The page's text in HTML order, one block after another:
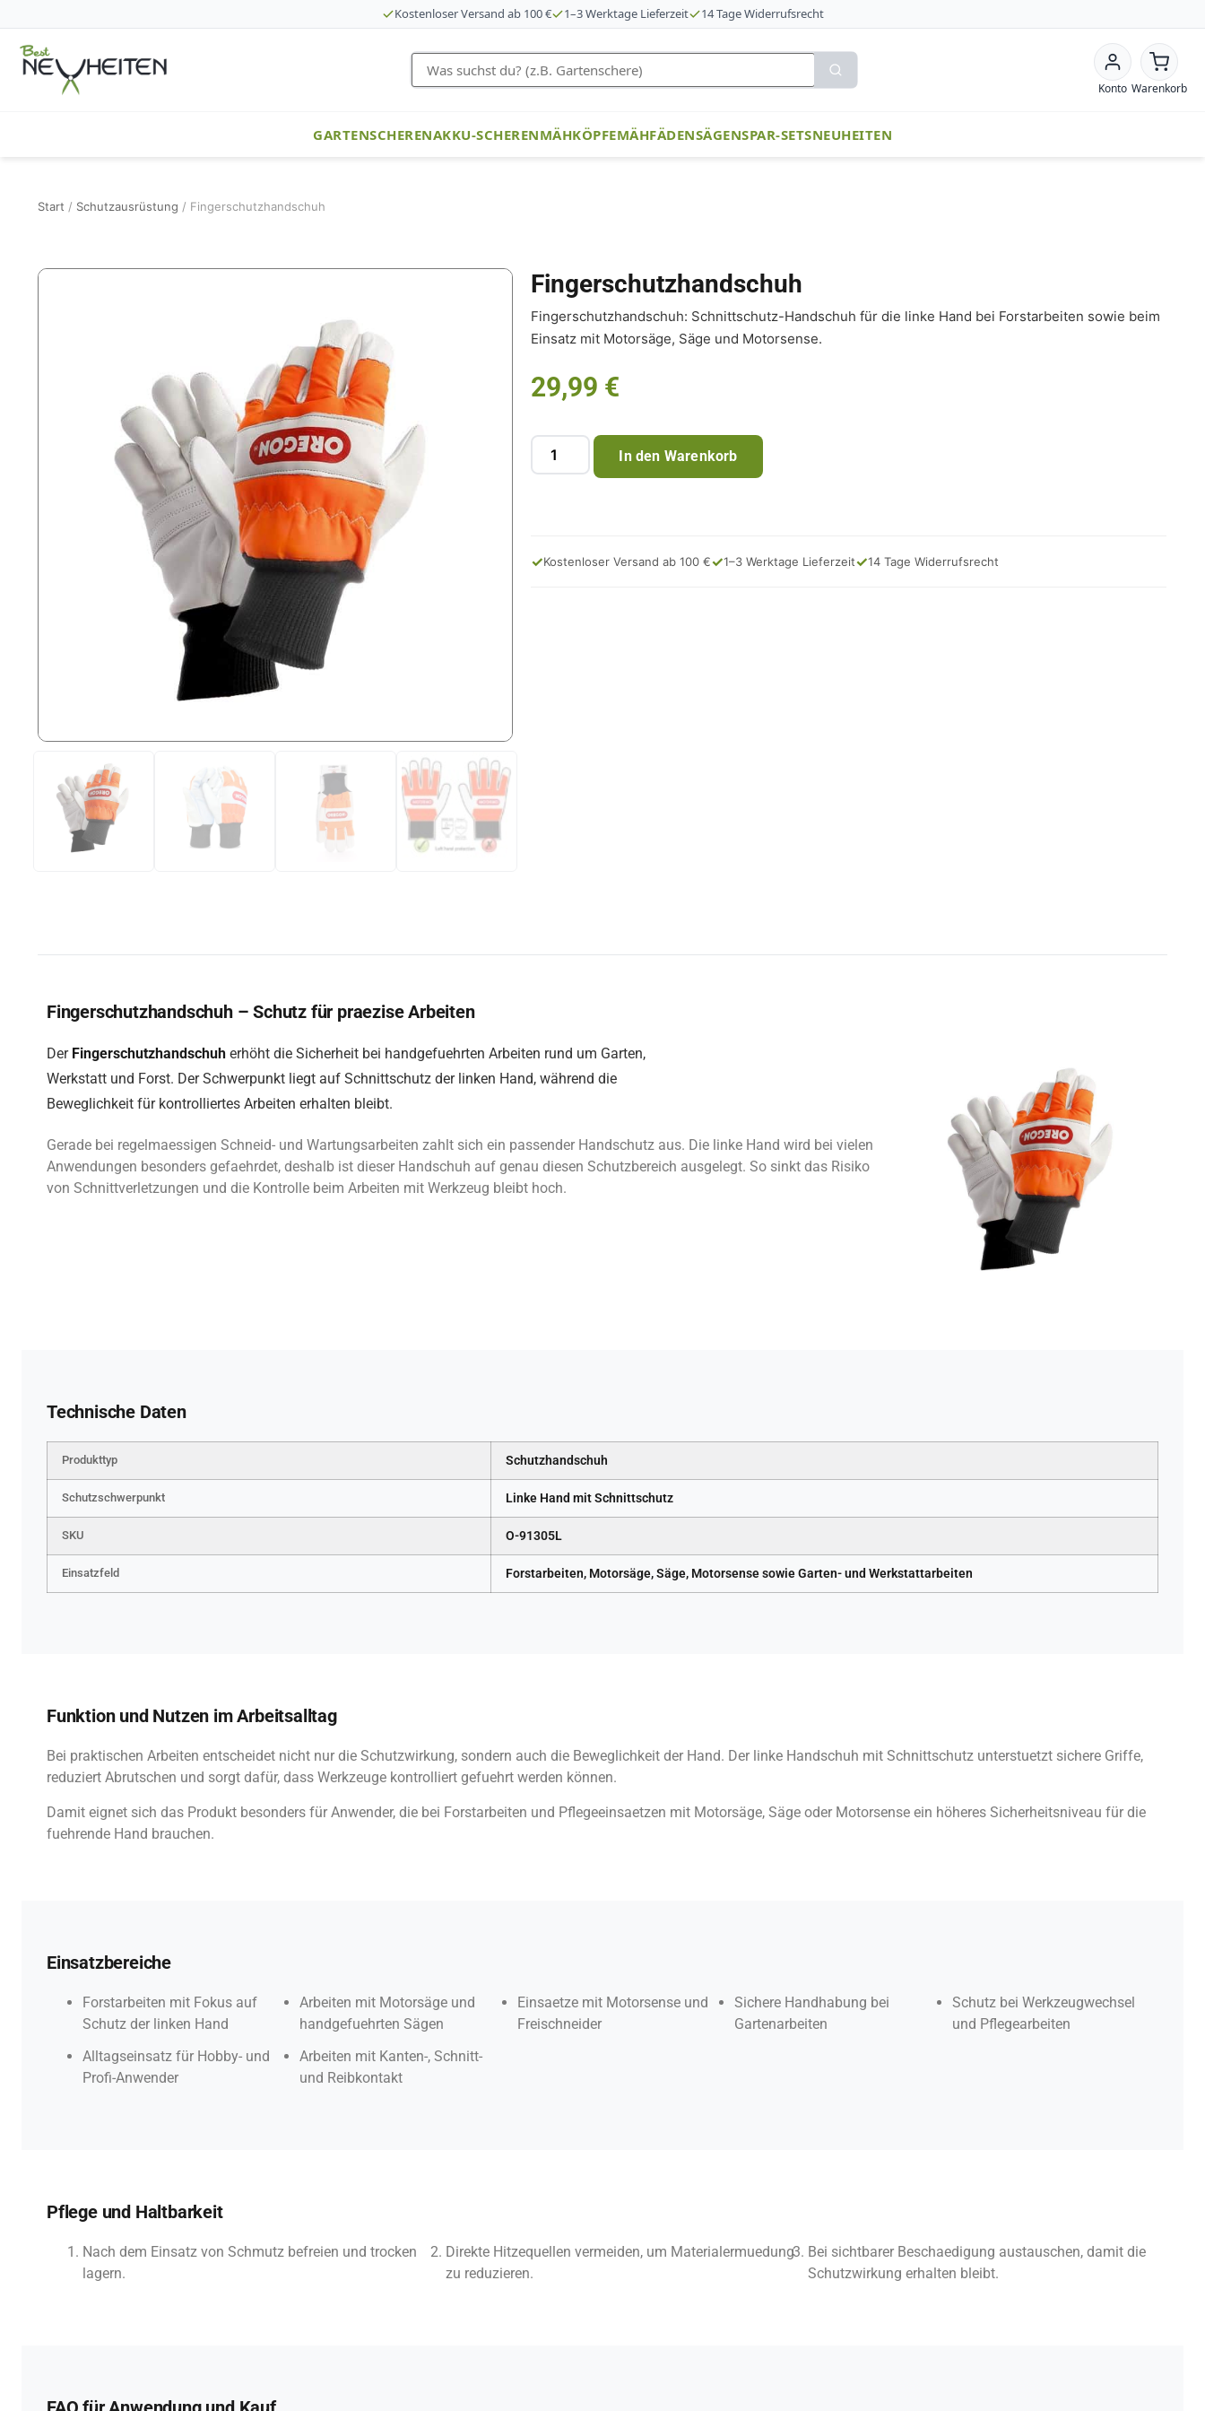
Kostenloser Versand ab 100 € 1–3 Werktage Lieferzeit 14 Tage Widerrufsrecht
Konto Warenkorb
GARTENSCHERENAKKU-SCHERENMÄHKÖPFEMÄHFÄDENSÄGENSPAR-SETSNEUHEITEN
Start / Schutzausrüstung / Fingerschutzhandschuh
Fingerschutzhandschuh
Fingerschutzhandschuh: Schnittschutz-Handschuh für die linke Hand bei Forstarbeiten sowie beim
Einsatz mit Motorsäge, Säge und Motorsense.
29,99 €
In den Warenkorb
✓Kostenloser Versand ab 100 €✓1–3 Werktage Lieferzeit✓14 Tage Widerrufsrecht
Fingerschutzhandschuh – Schutz für praezise Arbeiten
Der Fingerschutzhandschuh erhöht die Sicherheit bei handgefuehrten Arbeiten rund um Garten,
Werkstatt und Forst. Der Schwerpunkt liegt auf Schnittschutz der linken Hand, während die
Beweglichkeit für kontrolliertes Arbeiten erhalten bleibt.
Gerade bei regelmaessigen Schneid- und Wartungsarbeiten zahlt sich ein passender Handschutz aus. Die linke Hand wird bei vielen
Anwendungen besonders gefaehrdet, deshalb ist dieser Handschuh auf genau diesen Schutzbereich ausgelegt. So sinkt das Risiko
von Schnittverletzungen und die Kontrolle beim Arbeiten mit Werkzeug bleibt hoch.
Technische Daten
Produkttyp Schutzhandschuh
Schutzschwerpunkt Linke Hand mit Schnittschutz
SKU O-91305L
Einsatzfeld Forstarbeiten, Motorsäge, Säge, Motorsense sowie Garten- und Werkstattarbeiten
Funktion und Nutzen im Arbeitsalltag
Bei praktischen Arbeiten entscheidet nicht nur die Schutzwirkung, sondern auch die Beweglichkeit der Hand. Der linke Handschuh mit Schnittschutz unterstuetzt sichere Griffe,
reduziert Abrutschen und sorgt dafür, dass Werkzeuge kontrolliert gefuehrt werden können.
Damit eignet sich das Produkt besonders für Anwender, die bei Forstarbeiten und Pflegeeinsaetzen mit Motorsäge, Säge oder Motorsense ein höheres Sicherheitsniveau für die
fuehrende Hand brauchen.
Einsatzbereiche
Forstarbeiten mit Fokus auf
Schutz der linken Hand
Arbeiten mit Motorsäge und
handgefuehrten Sägen
Einsaetze mit Motorsense und
Freischneider
Sichere Handhabung bei
Gartenarbeiten
Schutz bei Werkzeugwechsel
und Pflegearbeiten
Alltagseinsatz für Hobby- und
Profi-Anwender
Arbeiten mit Kanten-, Schnitt-
und Reibkontakt
Pflege und Haltbarkeit
Nach dem Einsatz von Schmutz befreien und trocken
lagern.
Direkte Hitzequellen vermeiden, um Materialermuedung
zu reduzieren.
Bei sichtbarer Beschaedigung austauschen, damit die
Schutzwirkung erhalten bleibt.